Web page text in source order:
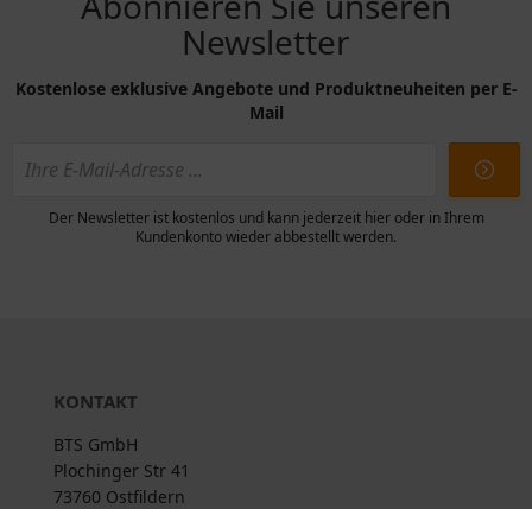
Newsletter
Kostenlose exklusive Angebote und Produktneuheiten per E-
Mail
Der Newsletter ist kostenlos und kann jederzeit hier oder in Ihrem
Kundenkonto wieder abbestellt werden.
KONTAKT
BTS GmbH
Plochinger Str 41
73760 Ostfildern